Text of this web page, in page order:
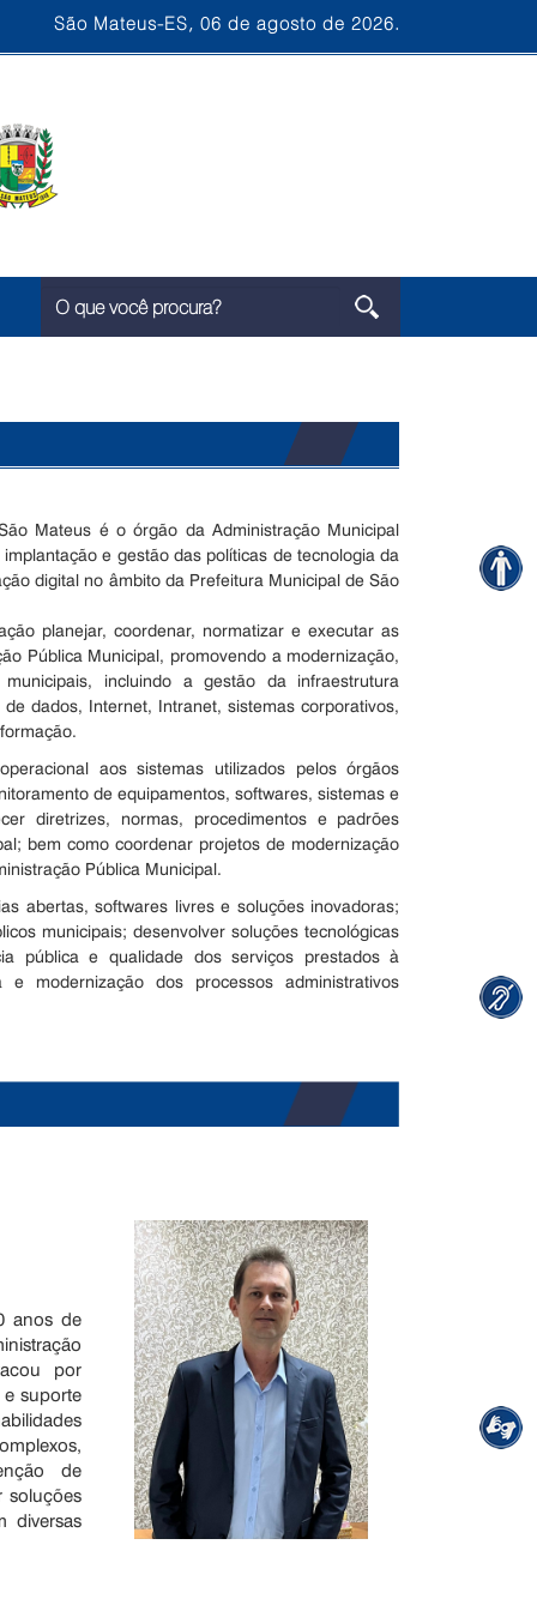
São Mateus-ES, 06 de agosto de 2026.
Mateus é o órgão da Administração Municipal
e gestão das políticas de tecnologia da
digital no âmbito da Prefeitura Municipal de São
planejar, coordenar, normatizar e executar as
Pública Municipal, promovendo a modernização,
incluindo a gestão da infraestrutura
dados, Internet, Intranet, sistemas corporativos,
aos sistemas utilizados pelos órgãos
de equipamentos, softwares, sistemas e
diretrizes, normas, procedimentos e padrões
bem como coordenar projetos de modernização
Pública Municipal.
abertas, softwares livres e soluções inovadoras;
municipais; desenvolver soluções tecnológicas
pública e qualidade dos serviços prestados à
modernização dos processos administrativos
anos de
por
suporte
de
soluções
diversas